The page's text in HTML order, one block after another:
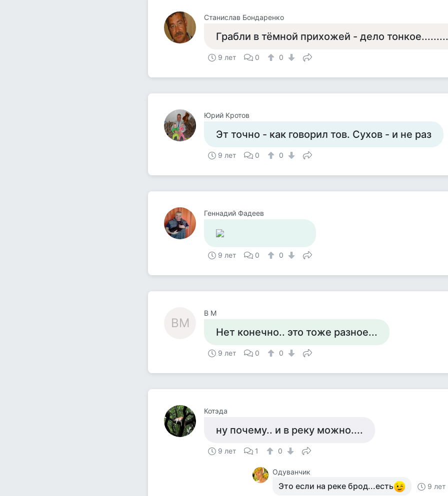
Станислав Бондаренко
Грабли в тёмной прихожей - дело тонкое.........
9 лет 0 0
Юрий Кротов
Эт точно - как говорил тов. Сухов - и не раз
9 лет 0 0
Геннадий Фадеев
9 лет 0 0
ВМ
В М
Нет конечно.. это тоже разное...
9 лет 0 0
Котэда
ну почему.. и в реку можно....
9 лет 1 0
Одуванчик
Это если на реке брод...есть 9 лет